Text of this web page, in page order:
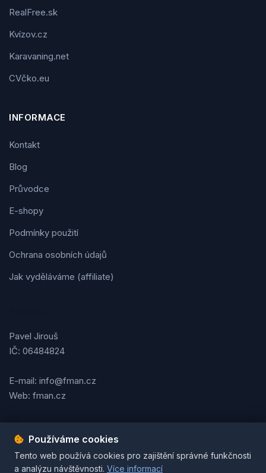
RealFree.sk
Kvízov.cz
Karavaning.net
CVčko.eu
INFORMACE
Kontakt
Blog
Průvodce
E-shopy
Podmínky použití
Ochrana osobních údajů
Jak vyděláváme (affiliate)
Pavel Jirouš
IČ: 06484824
E-mail: info@fman.cz
Web: fman.cz
Podmínky použitíOchrana osobních údajůCookies
© 2026 FMAN.cz. Všechna práva vyhrazena. | Vytvořil
Používáme cookies
Tento web používá cookies pro zajištění správné funkčnosti
a analýzu návštěvnosti. Více informací